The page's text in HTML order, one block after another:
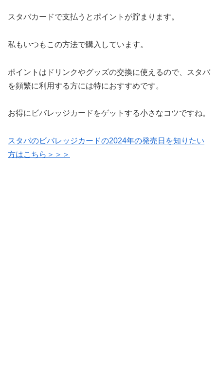
スタバカードで支払うとポイントが貯まります。
私もいつもこの方法で購入しています。
ポイントはドリンクやグッズの交換に使えるので、スタバ
を頻繁に利用する方には特におすすめです。
お得にビバレッジカードをゲットする小さなコツですね。
スタバのビバレッジカードの2024年の発売日を知りたい
方はこちら＞＞＞